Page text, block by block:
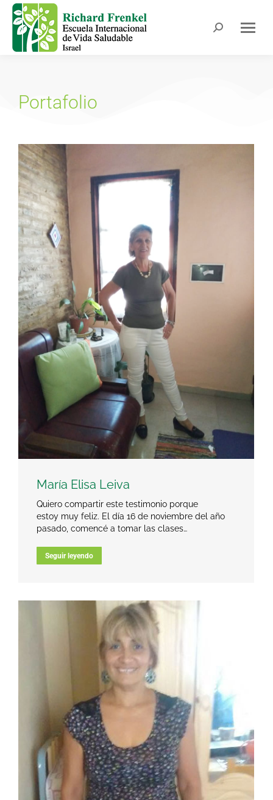
Portafolio
María Elisa Leiva
Quiero compartir este testimonio porque
estoy muy feliz. El día 16 de noviembre del año
pasado, comencé a tomar las clases…
Seguir leyendo